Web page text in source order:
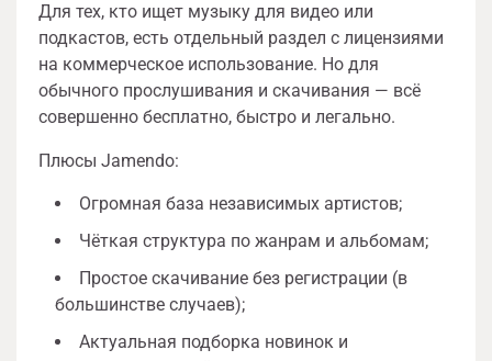
Для тех, кто ищет музыку для видео или
подкастов, есть отдельный раздел с лицензиями
на коммерческое использование. Но для
обычного прослушивания и скачивания — всё
совершенно бесплатно, быстро и легально.
Плюсы Jamendo:
Огромная база независимых артистов;
Чёткая структура по жанрам и альбомам;
Простое скачивание без регистрации (в
большинстве случаев);
Актуальная подборка новинок и